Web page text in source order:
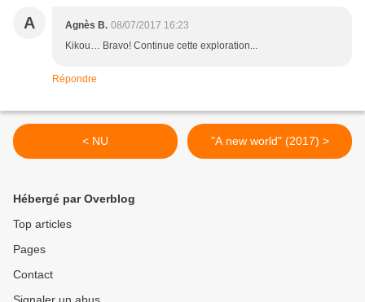
A Agnès B. 08/07/2017 16:23
Kikou… Bravo! Continue cette exploration...
Répondre
< NU "A new world" (2017) >
Hébergé par Overblog
Top articles
Pages
Contact